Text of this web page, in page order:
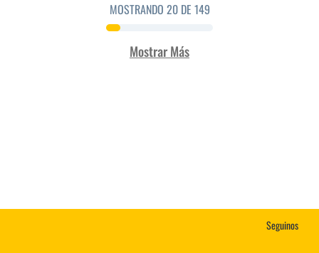
MOSTRANDO 20 DE 149
Mostrar Más
Seguinos